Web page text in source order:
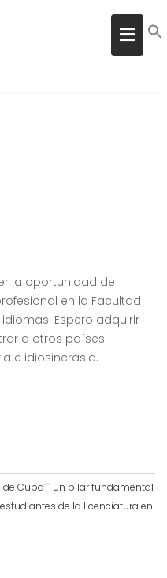
MOGENA
la oportunidad de
en la Facultad
Espero adquirir
a otros países
e idiosincrasia.
de Cuba´´ un pilar fundamental
de la licenciatura en